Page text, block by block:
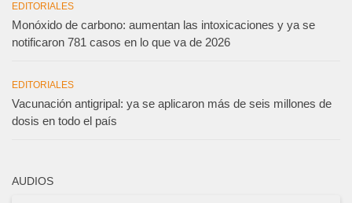
EDITORIALES
Monóxido de carbono: aumentan las intoxicaciones y ya se
notificaron 781 casos en lo que va de 2026
EDITORIALES
Vacunación antigripal: ya se aplicaron más de seis millones de
dosis en todo el país
AUDIOS